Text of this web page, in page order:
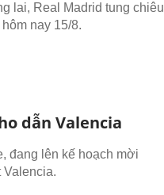
lai, Real Madrid tung chiêu
nay 15/8.
dẫn Valencia
đang lên kế hoạch mời
Valencia.